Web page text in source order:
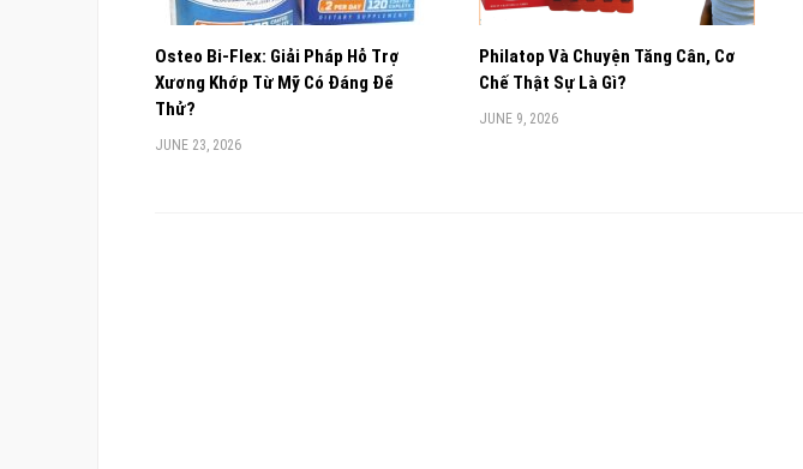
Osteo Bi-Flex: Giải Pháp Hỗ Trợ
Xương Khớp Từ Mỹ Có Đáng Để
Thử?
JUNE 23, 2026
Philatop Và Chuyện Tăng Cân, Cơ
Chế Thật Sự Là Gì?
JUNE 9, 2026